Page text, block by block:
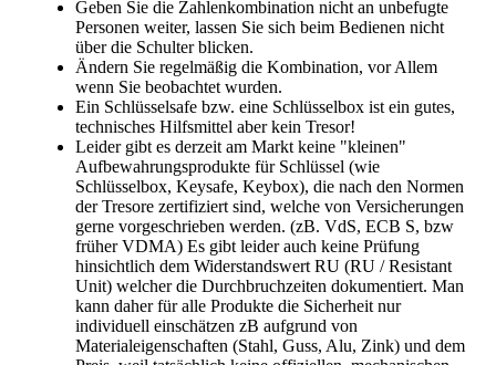
Geben Sie die Zahlenkombination nicht an unbefugte
Personen weiter, lassen Sie sich beim Bedienen nicht
über die Schulter blicken.
Ändern Sie regelmäßig die Kombination, vor Allem
wenn Sie beobachtet wurden.
Ein Schlüsselsafe bzw. eine Schlüsselbox ist ein gutes,
technisches Hilfsmittel aber kein Tresor!
Leider gibt es derzeit am Markt keine "kleinen"
Aufbewahrungsprodukte für Schlüssel (wie
Schlüsselbox, Keysafe, Keybox), die nach den Normen
der Tresore zertifiziert sind, welche von Versicherungen
gerne vorgeschrieben werden. (zB. VdS, ECB S, bzw
früher VDMA) Es gibt leider auch keine Prüfung
hinsichtlich dem Widerstandswert RU (RU / Resistant
Unit) welcher die Durchbruchzeiten dokumentiert. Man
kann daher für alle Produkte die Sicherheit nur
individuell einschätzen zB aufgrund von
Materialeigenschaften (Stahl, Guss, Alu, Zink) und dem